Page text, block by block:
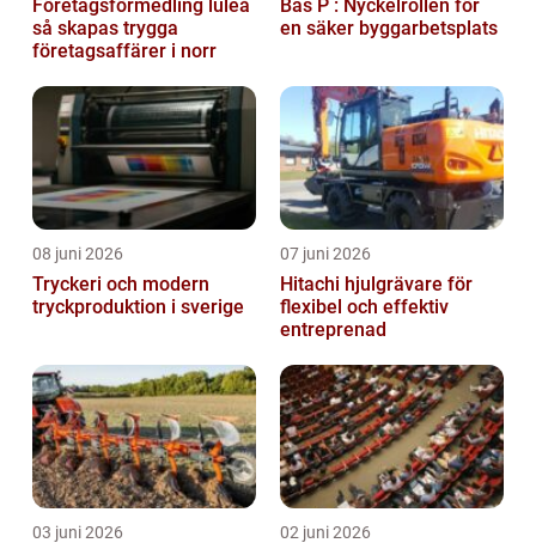
Företagsförmedling luleå
så skapas trygga
företagsaffärer i norr
Bas P : Nyckelrollen för
en säker byggarbetsplats
08 juni 2026
Tryckeri och modern
tryckproduktion i sverige
07 juni 2026
Hitachi hjulgrävare för
flexibel och effektiv
entreprenad
03 juni 2026 02 juni 2026